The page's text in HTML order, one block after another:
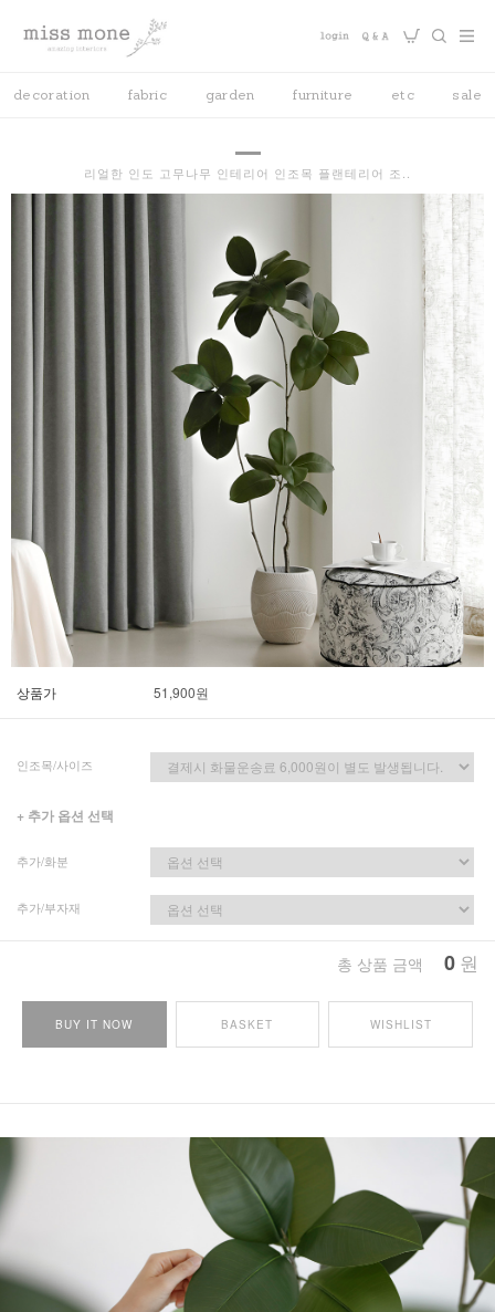
decoration fabric garden furniture etc sale
리얼한 인도 고무나무 인테리어 인조목 플랜테리어 조..
상품가 51,900원
인조목/사이즈
+ 추가 옵션 선택
추가/화분
추가/부자재
총 상품 금액 0 원
BUY IT NOW BASKET WISHLIST